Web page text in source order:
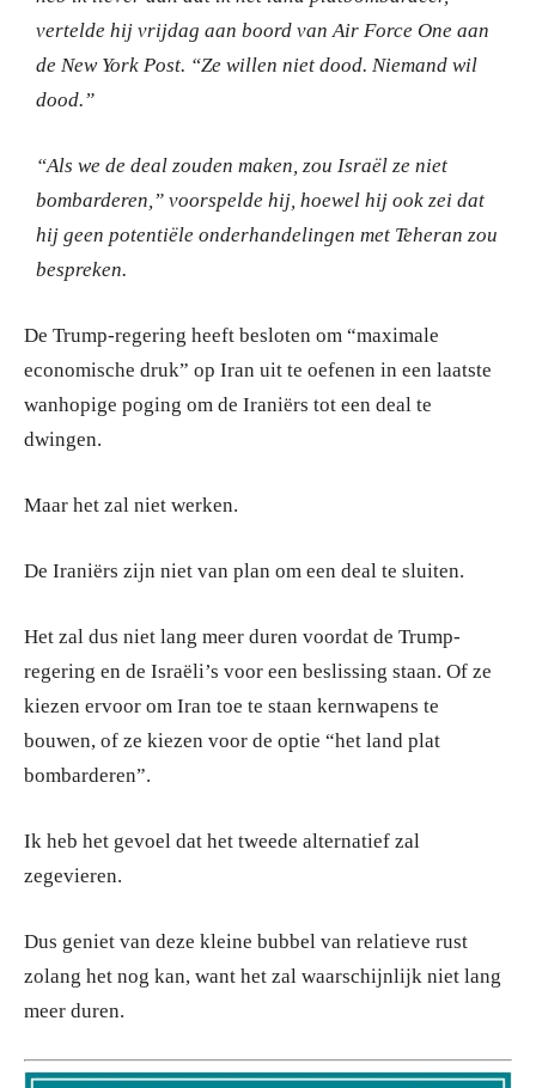
vertelde hij vrijdag aan boord van Air Force One aan
de New York Post. “Ze willen niet dood. Niemand wil
dood.”
“Als we de deal zouden maken, zou Israël ze niet
bombarderen,” voorspelde hij, hoewel hij ook zei dat
hij geen potentiële onderhandelingen met Teheran zou
bespreken.
De Trump-regering heeft besloten om “maximale
economische druk” op Iran uit te oefenen in een laatste
wanhopige poging om de Iraniërs tot een deal te
dwingen.
Maar het zal niet werken.
De Iraniërs zijn niet van plan om een deal te sluiten.
Het zal dus niet lang meer duren voordat de Trump-
regering en de Israëli’s voor een beslissing staan. Of ze
kiezen ervoor om Iran toe te staan kernwapens te
bouwen, of ze kiezen voor de optie “het land plat
bombarderen”.
Ik heb het gevoel dat het tweede alternatief zal
zegevieren.
Dus geniet van deze kleine bubbel van relatieve rust
zolang het nog kan, want het zal waarschijnlijk niet lang
meer duren.